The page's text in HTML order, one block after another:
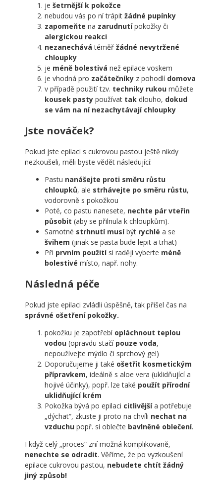
je šetrnější k pokožce
nebudou vás po ní trápit žádné pupínky
zapomeňte na zarudnutípokožky či
alergickou reakci
nezanechávátéměř žádné nevytržené
chloupky
je méně bolestivá než epilace voskem
je vhodná pro začátečníky z pohodlí domova
v případě použití tzv. techniky rukou můžete
kousek pasty používat tak dlouho, dokud
se vám na ní nezachytávají chloupky
Jste nováček?
Pokud jste epilaci s cukrovou pastou ještě nikdy
nezkoušeli, měli byste vědět následující:
Pastu nanášejte proti směru růstu
chloupků, ale strhávejte po směru růstu,
vodorovně s pokožkou
Poté, co pastu nanesete, nechte pár vteřin
působit (aby se přilnula k chloupkům).
Samotné strhnutí musíbýt rychlé a se
švihem (jinak se pasta bude lepit a trhat)
Při prvním použitísi raději vyberte méně
bolestivé místo, např. nohy.
Následná péče
Pokud jste epilaci zvládli úspěšně, tak přišel čas na
správné ošetření pokožky.
pokožku je zapotřebí opláchnout teplou
vodou (opravdu stačí pouze voda,
nepoužívejte mýdlo či sprchový gel)
Doporučujeme ji také ošetřit kosmetickým
přípravkem, ideálně s aloe vera (uklidňující a
hojivé účinky), popř. lze také použít přírodní
uklidňující krém
Pokožka bývá po epilaci citlivějšía potřebuje
„dýchat“, zkuste ji proto na chvíli nechat na
vzduchu popř. si oblečte bavlněné oblečení.
I když celý „proces“ zní možná komplikovaně,
nenechte se odradit. Věříme, že po vyzkoušení
epilace cukrovou pastou, nebudete chtít žádný
jiný způsob!